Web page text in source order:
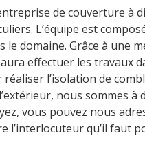
de couverture à
L’équipe est
le domaine. Grâce à une
effectuer les travaux
l’isolation de
nous sommes à
vous pouvez nous
l’interlocuteur qu’il faut